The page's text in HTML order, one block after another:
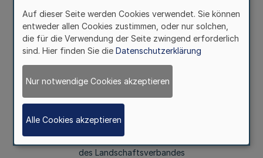
wird im Internet unter
https://www2.lwl.org/de/LWL/portal/der-lwl-im-
ueberblick/der-lwl-zahlen/bekanntmachungen/ öffentlich
bekannt gemacht.
Münster, 8. Juli 2022
des Landschaftsverbandes
Auf dieser Seite werden Cookies verwendet. Sie können
entweder allen Cookies zustimmen, oder nur solchen,
die für die Verwendung der Seite zwingend erforderlich
sind. Hier finden Sie die Datenschutzerklärung
Nur notwendige Cookies akzeptieren
Alle Cookies akzeptieren